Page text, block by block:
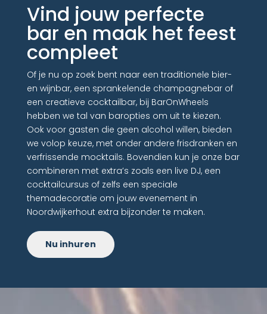
Vind jouw perfecte
bar en maak het feest
compleet
Of je nu op zoek bent naar een traditionele bier-
en wijnbar, een sprankelende champagnebar of
een creatieve cocktailbar, bij BarOnWheels
hebben we tal van baropties om uit te kiezen.
Ook voor gasten die geen alcohol willen, bieden
we volop keuze, met onder andere frisdranken en
verfrissende mocktails. Bovendien kun je onze bar
combineren met extra’s zoals een live DJ, een
cocktailcursus of zelfs een speciale
themadecoratie om jouw evenement in
Noordwijkerhout extra bijzonder te maken.
Nu inhuren